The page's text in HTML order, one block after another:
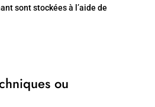
sont stockées à l’aide de
ou